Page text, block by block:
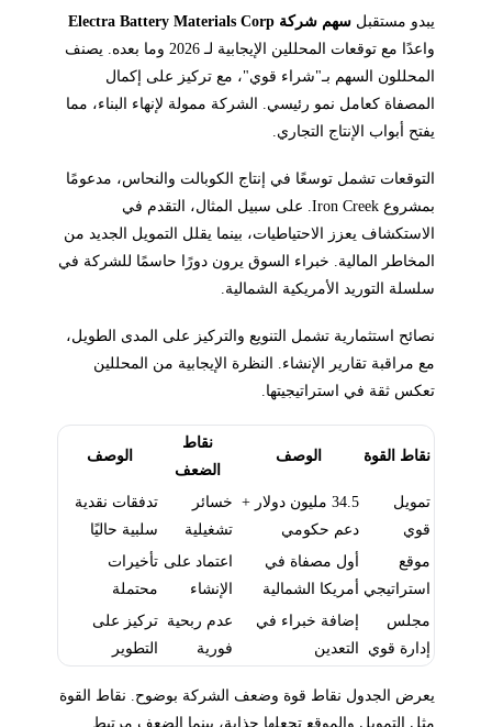
يبدو مستقبل سهم شركة Electra Battery Materials Corp
واعدًا مع توقعات المحللين الإيجابية لـ 2026 وما بعده. يصنف
المحللون السهم بـ"شراء قوي"، مع تركيز على إكمال
المصفاة كعامل نمو رئيسي. الشركة ممولة لإنهاء البناء، مما
يفتح أبواب الإنتاج التجاري.
التوقعات تشمل توسعًا في إنتاج الكوبالت والنحاس، مدعومًا
بمشروع Iron Creek. على سبيل المثال، التقدم في
الاستكشاف يعزز الاحتياطيات، بينما يقلل التمويل الجديد من
المخاطر المالية. خبراء السوق يرون دورًا حاسمًا للشركة في
سلسلة التوريد الأمريكية الشمالية.
نصائح استثمارية تشمل التنويع والتركيز على المدى الطويل،
مع مراقبة تقارير الإنشاء. النظرة الإيجابية من المحللين
تعكس ثقة في استراتيجيتها.
نقاط القوة الوصف
نقاط
الضعف
الوصف
تمويل
قوي
34.5 مليون دولار +
دعم حكومي
خسائر
تشغيلية
تدفقات نقدية
سلبية حاليًا
موقع
استراتيجي
أول مصفاة في
أمريكا الشمالية
اعتماد على
الإنشاء
تأخيرات
محتملة
مجلس
إدارة قوي
إضافة خبراء في
التعدين
عدم ربحية
فورية
تركيز على
التطوير
يعرض الجدول نقاط قوة وضعف الشركة بوضوح. نقاط القوة
مثل التمويل والموقع تجعلها جذابة، بينما الضعف مرتبط